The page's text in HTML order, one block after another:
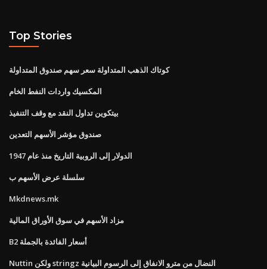
Top Stories
كوتاك الذهب المتداولة سعر سهم صندوق المتداولة
المكسيك واردات النفط الخام
بيتكوين تداول النقد مع وقف التنفيذ
صندوق مؤشر الأسهم التعدين
الدولار إلى الروبية التاريخ منذ عام 1947
سلسلة عرض الأسهم ب
Mkdnews.mk
مزاد الأسهم في سوق الأوراق المالية
B2 أسعار الفائدة بالجملة
Nuttin ولكن stringz النضال من مترو الانفاق إلى الرسوم البيانية